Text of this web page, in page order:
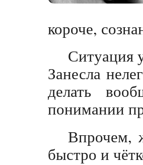
короче,
Ситуация
Занесла
делать
понимании
Впрочем,
быстро и